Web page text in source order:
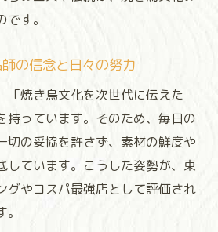
きで感じる名師の個性と工夫
提案する味わい方の新定番
べで分かる名師の熟練度
す。
の信念と日々の努力
「焼き鳥文化を次世代に伝えた
持っています。そのため、毎日の
切の妥協を許さず、素材の鮮度や
しています。こうした姿勢が、東
グやコスパ最強店として評価され